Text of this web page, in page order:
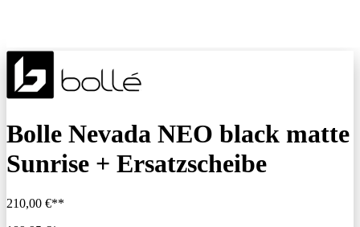
Bolle Nevada NEO black matte
Sunrise + Ersatzscheibe
210,00 €**